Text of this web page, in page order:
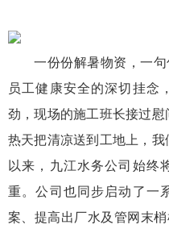
一份份解暑物资，一
员工健康安全的深切挂念
劲，现场的施工班长接过
热天把清凉送到工地上，
以来，九江水务公司始终
重。公司也同步启动了一
案、提高出厂水及管网末